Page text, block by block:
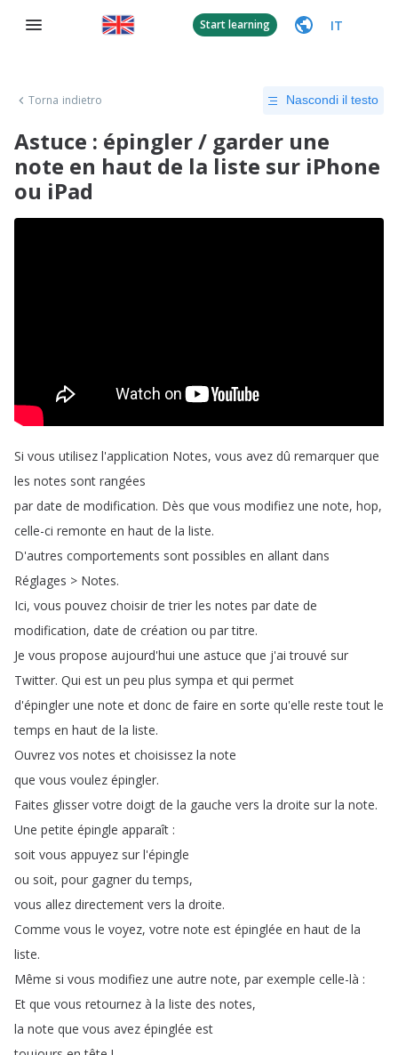
Start learning IT
Torna indietro Nascondi il testo
Astuce : épingler / garder une
note en haut de la liste sur iPhone
ou iPad
Si vous utilisez l'application Notes, vous avez dû remarquer que
les notes sont rangées
par date de modification. Dès que vous modifiez une note, hop,
celle-ci remonte en haut de la liste.
D'autres comportements sont possibles en allant dans
Réglages > Notes.
Ici, vous pouvez choisir de trier les notes par date de
modification, date de création ou par titre.
Je vous propose aujourd'hui une astuce que j'ai trouvé sur
Twitter. Qui est un peu plus sympa et qui permet
d'épingler une note et donc de faire en sorte qu'elle reste tout le
temps en haut de la liste.
Ouvrez vos notes et choisissez la note
que vous voulez épingler.
Faites glisser votre doigt de la gauche vers la droite sur la note.
Une petite épingle apparaît :
soit vous appuyez sur l'épingle
ou soit, pour gagner du temps,
vous allez directement vers la droite.
Comme vous le voyez, votre note est épinglée en haut de la
liste.
Même si vous modifiez une autre note, par exemple celle-là :
Et que vous retournez à la liste des notes,
la note que vous avez épinglée est